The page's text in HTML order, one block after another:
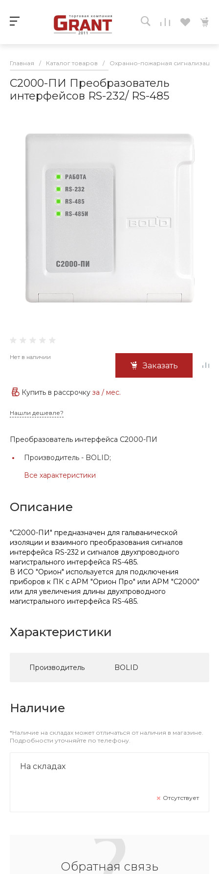
Главная / Каталог товаров / Охранно-пожарная сигнализация
С2000-ПИ Преобразователь
интерфейсов RS-232/ RS-485
Нет в наличии
Заказать
Купить в рассрочку за / мес.
Нашли дешевле?
Преобразователь интерфейса С2000-ПИ
Производитель - BOLID;
Все характеристики
Описание
"С2000-ПИ" предназначен для гальванической
изоляции и взаимного преобразования сигналов
интерфейса RS-232 и сигналов двухпроводного
магистрального интерфейса RS-485.
В ИСО "Орион" используется для подключения
приборов к ПК с АРМ "Орион Про" или АРМ "С2000"
или для увеличения длины двухпроводного
магистрального интерфейса RS-485.
Характеристики
Производитель BOLID
Наличие
*Наличие на складах может отличаться от наличия в магазине.
Подробности уточняйте по телефону.
На складах
Отсутствует
Обратная связь